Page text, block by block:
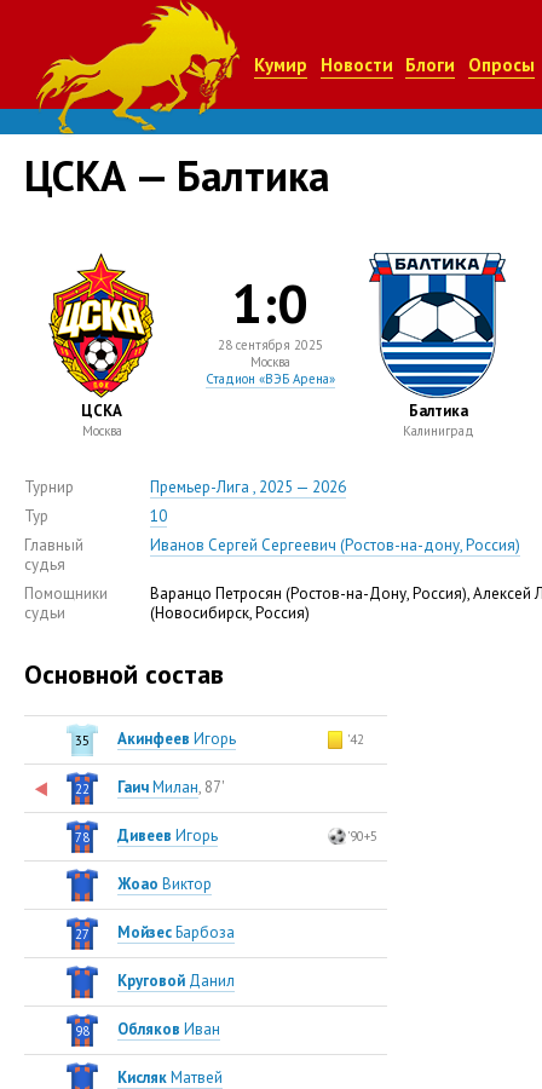
Кумир Новости Блоги Опросы
ЦСКА — Балтика
ЦСКА
Москва
1:0
28 сентября 2025
Москва
Стадион «ВЭБ Арена»
Балтика
Калиниград
Турнир
Премьер-Лига , 2025 — 2026
Тур
10
Главный
судья
Иванов Сергей Сергеевич (Ростов-на-дону, Россия)
Помощники
судьи
Варанцо Петросян (Ростов-на-Дону, Россия), Алексей
(Новосибирск, Россия)
Основной состав
35 Акинфеев Игорь '42
22 ГаичМилан, 87'
78 Дивеев Игорь '90+5
Жоао Виктор
27 МойзесБарбоза
Круговой Данил
98 Обляков Иван
КислякМатвей